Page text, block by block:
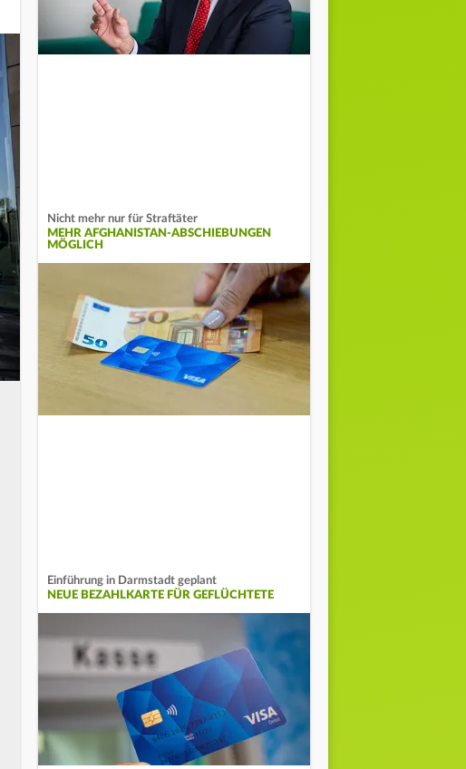
Nicht mehr nur für Straftäter
MEHR AFGHANISTAN-ABSCHIEBUNGEN
MÖGLICH
Einführung in Darmstadt geplant
NEUE BEZAHLKARTE FÜR GEFLÜCHTETE